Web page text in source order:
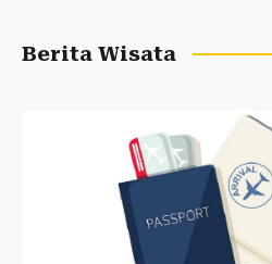
Berita Wisata